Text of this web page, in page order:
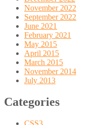
November 2022
September 2022
June 2021
February 2021
May 2015
April 2015
March 2015
November 2014
July 2013
Categories
CSS3